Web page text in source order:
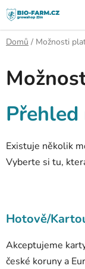
Přejít
na
obsah
Domů / Možnosti
Existuje několik
Vyberte si tu,
Hotově/
Akceptujeme
české koruny a